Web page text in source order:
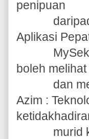
penipuan
daripada
Aplikasi
boleh melihat
dan
Azim :
murid